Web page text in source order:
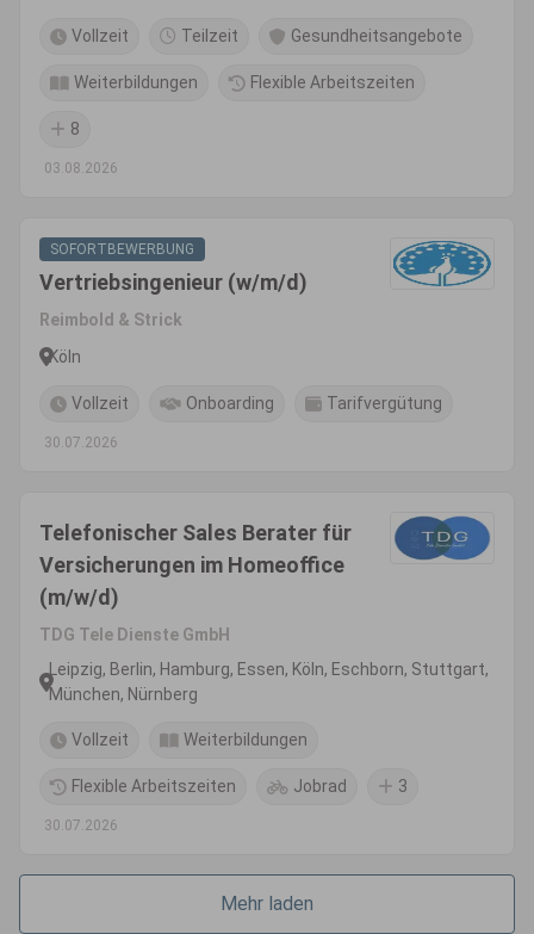
Vollzeit Teilzeit Gesundheitsangebote
Weiterbildungen Flexible Arbeitszeiten
8
03.08.2026
SOFORTBEWERBUNG
Vertriebsingenieur (w/m/d)
Reimbold & Strick
Köln
Vollzeit Onboarding Tarifvergütung
30.07.2026
Telefonischer Sales Berater für
Versicherungen im Homeoffice
(m/w/d)
TDG Tele Dienste GmbH
Leipzig, Berlin, Hamburg, Essen, Köln, Eschborn, Stuttgart,
München, Nürnberg
Vollzeit Weiterbildungen
Flexible Arbeitszeiten Jobrad 3
30.07.2026
Mehr laden